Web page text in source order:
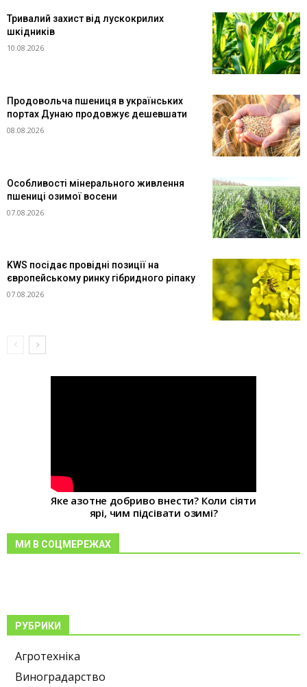
Тривалий захист від лускокрилих
шкідників
10.08.2026
Продовольча пшениця в українських
портах Дунаю продовжує дешевшати
08.08.2026
Особливості мінерального живлення
пшениці озимої восени
07.08.2026
KWS посідає провідні позиції на
європейському ринку гібридного ріпаку
07.08.2026
Яке азотне добриво внести? Коли сіяти
ярі, чим підсівати озимі?
МИ В СОЦМЕРЕЖАХ
РУБРИКИ
Агротехніка
Виноградарство